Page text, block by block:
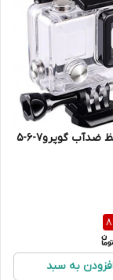
کاور و محافظ ضدآب گوپرو7-6-5
8
به سبد